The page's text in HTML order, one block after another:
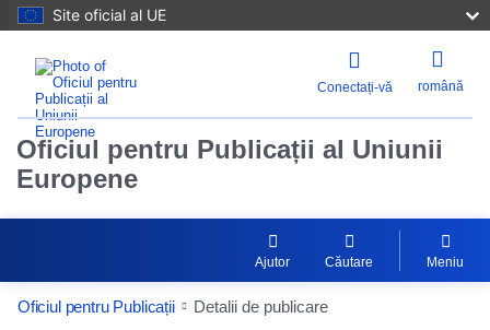
Site oficial al UE
Conectați-vă română
Oficiul pentru Publicații al Uniunii
Europene
Ajutor Căutare Meniu
Oficiul pentru Publicații Detalii de publicare